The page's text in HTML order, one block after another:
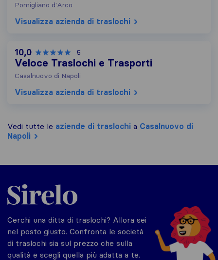
Pomigliano d'Arco
Visualizza azienda di traslochi
10,0 5
Veloce Traslochi e Trasporti
Casalnuovo di Napoli
Visualizza azienda di traslochi
Vedi tutte le aziende di traslochi a Casalnuovo di
Napoli
Sirelo.it
Cerchi una ditta di traslochi? Allora sei
nel posto giusto. Confronta le società
di traslochi sia sul prezzo che sulla
qualità e scegli quella più adatta a te.